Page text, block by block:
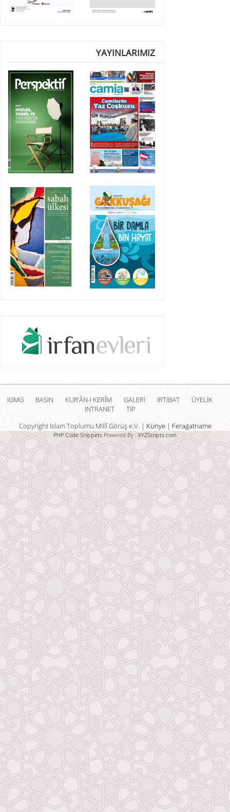
YAYINLARIMIZ
IGMG BASIN KUR’ÂN-I KERÎM GALERİ İRTİBAT
ÜYELİK
INTRANET
TİP
Copyright Islam Toplumu Millî Görüş e.V. | Künye| Feragatname
PHP Code Snippets Powered By : XYZScripts.com